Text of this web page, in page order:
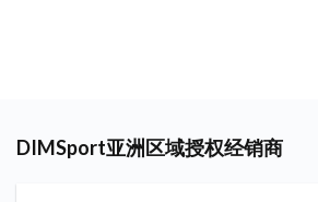
DIMSport亚洲区域授权经销商